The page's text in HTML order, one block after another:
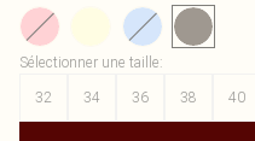
Sélectionner une taille:
32
34 36 38 40